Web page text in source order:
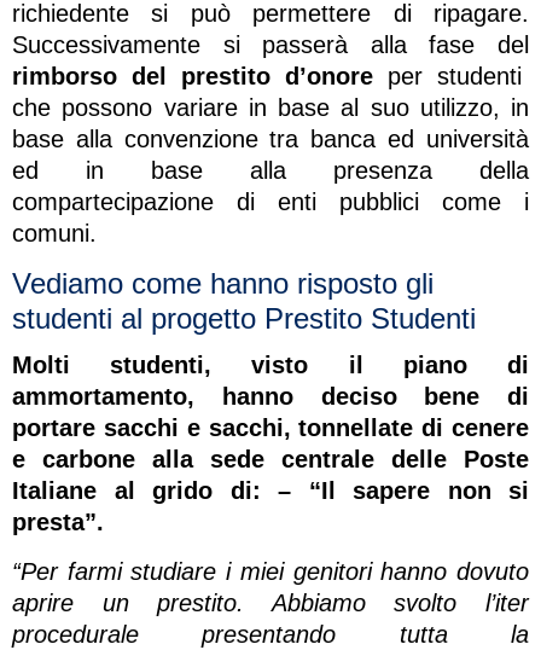
richiedente si può permettere di ripagare.
Successivamente si passerà alla fase del
rimborso del prestito d’onore per studenti
che possono variare in base al suo utilizzo, in
base alla convenzione tra banca ed università
ed in base alla presenza della
compartecipazione di enti pubblici come i
comuni.
Vediamo come hanno risposto gli
studenti al progetto Prestito Studenti
Molti studenti, visto il piano di
ammortamento, hanno deciso bene di
portare sacchi e sacchi, tonnellate di cenere
e carbone alla sede centrale delle Poste
Italiane al grido di: – “Il sapere non si
presta”.
“Per farmi studiare i miei genitori hanno dovuto
aprire un prestito. Abbiamo svolto l’iter
procedurale presentando tutta la